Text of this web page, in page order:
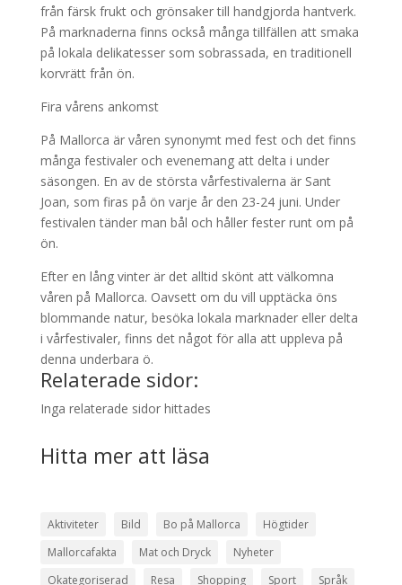
från färsk frukt och grönsaker till handgjorda hantverk.
På marknaderna finns också många tillfällen att smaka
på lokala delikatesser som sobrassada, en traditionell
korvrätt från ön.
Fira vårens ankomst
På Mallorca är våren synonymt med fest och det finns
många festivaler och evenemang att delta i under
säsongen. En av de största vårfestivalerna är Sant
Joan, som firas på ön varje år den 23-24 juni. Under
festivalen tänder man bål och håller fester runt om på
ön.
Efter en lång vinter är det alltid skönt att välkomna
våren på Mallorca. Oavsett om du vill upptäcka öns
blommande natur, besöka lokala marknader eller delta
i vårfestivaler, finns det något för alla att uppleva på
denna underbara ö.
Relaterade sidor:
Inga relaterade sidor hittades
Hitta mer att läsa
Aktiviteter Bild Bo på Mallorca
Högtider
Mallorcafakta
Mat och Dryck
Nyheter
Okategoriserad
Resa Shopping Sport
Språk